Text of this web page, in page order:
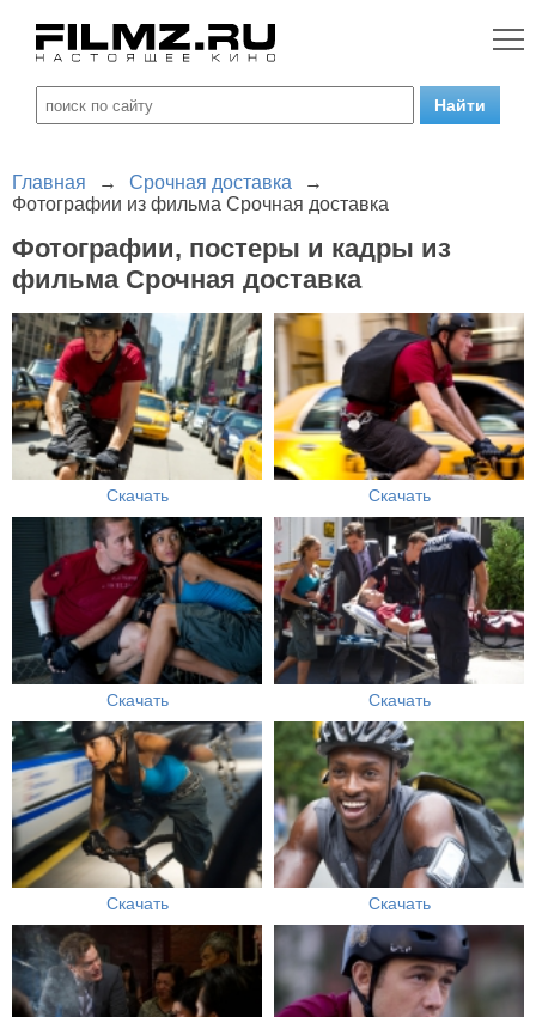
Главная → Срочная доставка
→
Фотографии из фильма Срочная доставка
Фотографии, постеры и кадры из
фильма Срочная доставка
Скачать Скачать
Скачать Скачать
Скачать Скачать